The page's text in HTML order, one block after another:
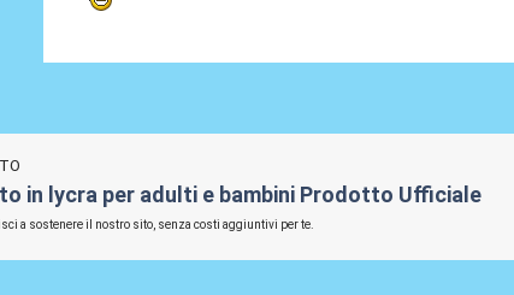
in lycra per adulti e bambini Prodotto Ufficiale
a sostenere il nostro sito, senza costi aggiuntivi per te.